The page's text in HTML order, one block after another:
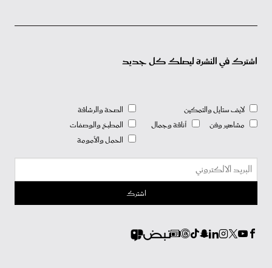
اشترك في النشرة ليصلك كل جديد
لايف ستايل والتمكين
مشاهير وفن
أناقة وجمال
الصحة والرشاقة
المطبخ والوصفات
الحمل والأمومة